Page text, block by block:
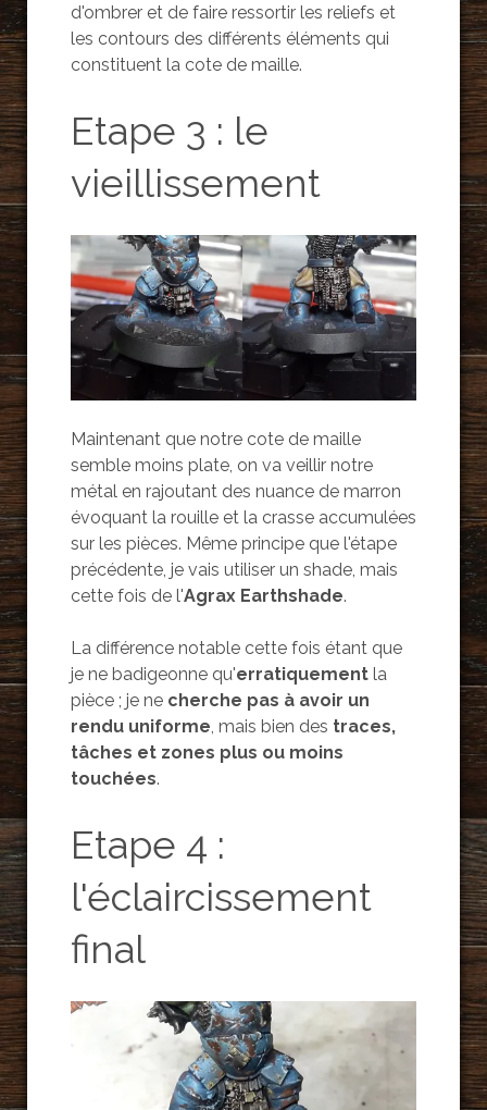
d'ombrer et de faire ressortir les reliefs et
les contours des différents éléments qui
constituent la cote de maille.
Etape 3 : le
vieillissement
Maintenant que notre cote de maille
semble moins plate, on va veillir notre
métal en rajoutant des nuance de marron
évoquant la rouille et la crasse accumulées
sur les pièces. Même principe que l'étape
précédente, je vais utiliser un shade, mais
cette fois de l'Agrax Earthshade.
La différence notable cette fois étant que
je ne badigeonne qu'erratiquementla
pièce ; je ne cherche pas à avoir un
rendu uniforme, mais bien des traces,
tâches et zones plus ou moins
touchées.
Etape 4 :
l'éclaircissement
final